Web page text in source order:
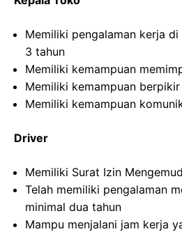
Memiliki pengalaman kerja
3 tahun
Memiliki kemampuan
Memiliki kemampuan
Memiliki kemampuan
Driver
Memiliki Surat Izin
Telah memiliki pengalaman
minimal dua tahun
Mampu menjalani jam kerja